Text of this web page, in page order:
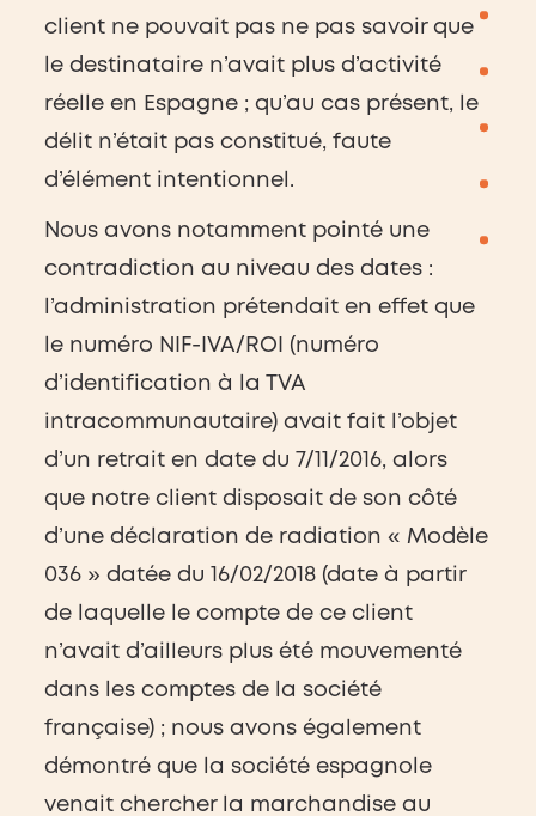
client ne pouvait pas ne pas savoir que
le destinataire n’avait plus d’activité
réelle en Espagne ; qu’au cas présent, le
délit n’était pas constitué, faute
d’élément intentionnel.
Nous avons notamment pointé une
contradiction au niveau des dates :
l’administration prétendait en effet que
le numéro NIF-IVA/ROI (numéro
d’identification à la TVA
intracommunautaire) avait fait l’objet
d’un retrait en date du 7/11/2016, alors
que notre client disposait de son côté
d’une déclaration de radiation « Modèle
036 » datée du 16/02/2018 (date à partir
de laquelle le compte de ce client
n’avait d’ailleurs plus été mouvementé
dans les comptes de la société
française) ; nous avons également
démontré que la société espagnole
venait chercher la marchandise au